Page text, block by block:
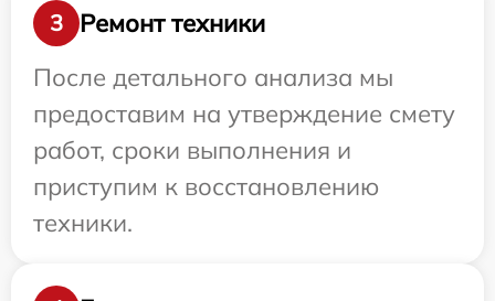
3
Ремонт техники
После детального анализа мы
предоставим на утверждение смету
работ, сроки выполнения и
приступим к восстановлению
техники.